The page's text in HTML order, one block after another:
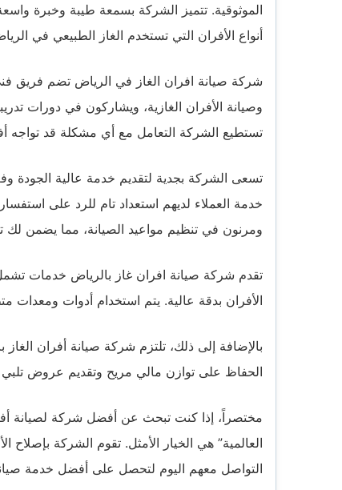
الموثوقية. تتميز الشركة بسمعة طيبة وخبرة
أنواع الأفران التي تستخدم الغاز الطبيعي في
شركة صيانة افران الغاز في الرياض تضم فريق
وصيانة الأفران الغازية، ويشاركون في دورات
تستطيع الشركة التعامل مع أي مشكلة قد تواجه
تسعى الشركة بجدية لتقديم خدمة عالية الجودة
خدمة العملاء لديهم استعداد تام للرد على
ومرنون في تنظيم مواعيد الصيانة، مما يضمن لك
تقدم شركة صيانة افران غاز بالرياض خدمات تشمل
الأفران بدقة عالية. يتم استخدام أدوات ومعدات
بالإضافة إلى ذلك، تلتزم شركة صيانة أفران الغاز
الحفاظ على توازن مالي مريح وتقديم عروض تلبي
مختصراً، إذا كنت تبحث عن أفضل شركة لصيانة
العالمية” هي الخيار الأمثل. تقوم الشركة بإصلاح
التواصل معهم اليوم لتحصل على أفضل خدمة